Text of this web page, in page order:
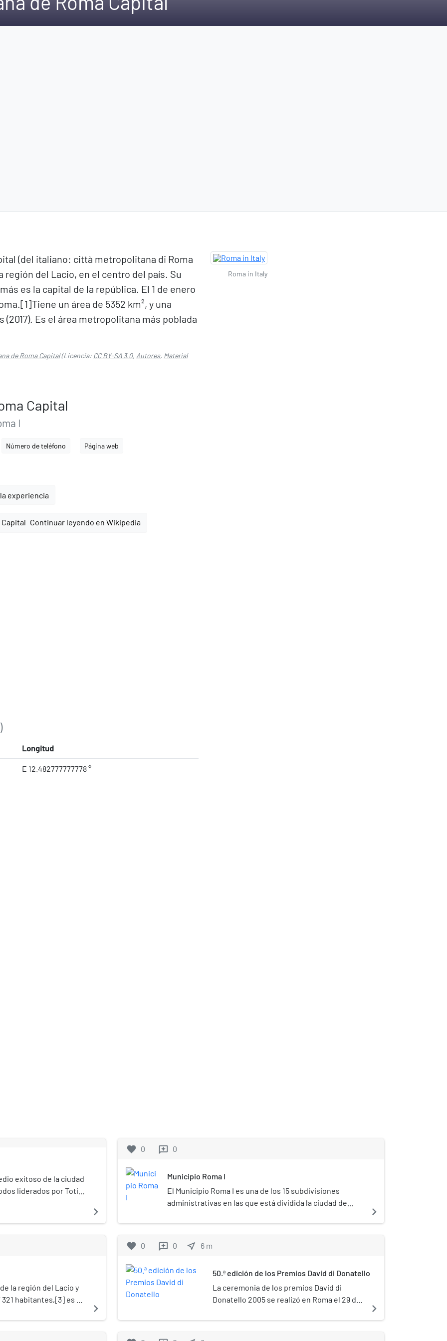
(del italiano: città metropolitana di Roma
región del Lacio, en el centro del país. Su
es la capital de la república. El 1 de enero
Tiene un área de 5352 km², y una
(2017). Es el área metropolitana más poblada
de Roma Capital(Licencia: CC BY-SA 3.0, Autores, Material
Capital
I
Número de teléfono Página web
experiencia
Continuar leyendo en Wikipedia
Longitud
E 12.482777777778 °
Roma in Italy
exitoso de la ciudad
liderados por Totila
navigate_next
la región del Lacio y
habitantes,[3]​ es el
se le
navigate_next
favorite 0 reviews 0
Municipio Roma I
El Municipio Roma I es una de los 15 subdivisiones
administrativas en las que está dividida la ciudad de
&&&&&&&&&0180606.&&&&&0180 606 habitantes.[1]​
navigate_next
favorite 0 reviews 0 near_me 6 m
50.ª edición de los Premios David di Donatello
La ceremonia de los premios David di
Donatello 2005 se realizó en Roma el 29 de
navigate_next